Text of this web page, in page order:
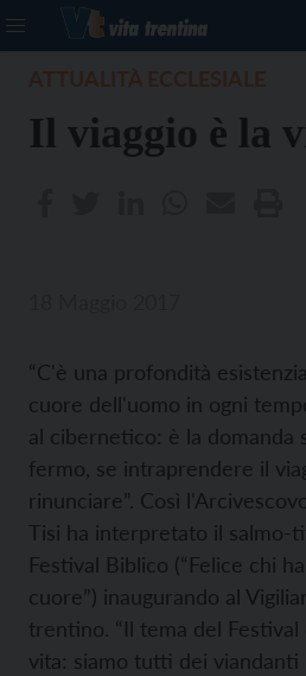
Il viaggio è la
“C'è una profondità
cuore dell'uomo in ogni
al cibernetico: è la domanda
fermo, se intraprendere il
rinunciare”. Così
Tisi ha interpretato il salmo-
Festival Biblico (“Felice chi
cuore”) inaugurando al
trentino. “Il tema del Festival
vita: siamo tutti dei viandanti